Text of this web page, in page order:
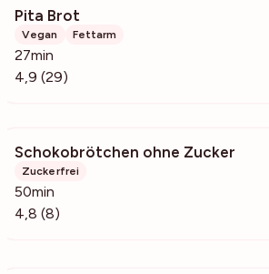
Pita Brot
Vegan Fettarm
27min
4,9 (29)
Schokobrötchen ohne Zucker
Zuckerfrei
50min
4,8 (8)